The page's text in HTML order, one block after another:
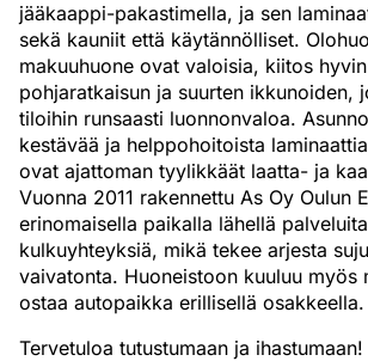
jääkaappi-pakastimella, ja sen
sekä kauniit että käytännölliset.
makuuhuone ovat valoisia, kiitos
pohjaratkaisun ja suurten ikkunoiden,
tiloihin runsaasti luonnonvaloa.
kestävää ja helppohoitoista
ovat ajattoman tyylikkäät laatta- ja
Vuonna 2011 rakennettu As Oy Oulun
erinomaisella paikalla lähellä
kulkuyhteyksiä, mikä tekee arjesta
vaivatonta. Huoneistoon kuuluu myös
ostaa autopaikka erillisellä osakkeella.
Tervetuloa tutustumaan ja ihastumaan!